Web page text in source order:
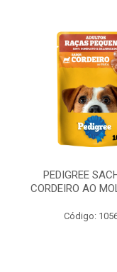
PEDIGREE
CORDEIRO AO
Código: